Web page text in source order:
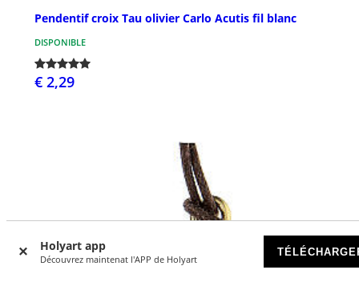
Holyart app
Découvrez maintenat l'APP de Holyart
Pendentif croix Tau olivier Carlo Acutis fil blanc
DISPONIBLE
€ 2,29